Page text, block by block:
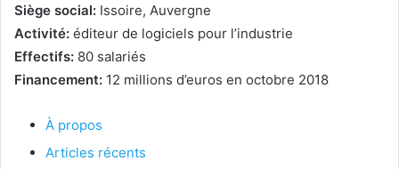
Siège social: Issoire, Auvergne
Activité: éditeur de logiciels pour l’industrie
Effectifs: 80 salariés
Financement: 12 millions d’euros en octobre 2018
À propos
Articles récents